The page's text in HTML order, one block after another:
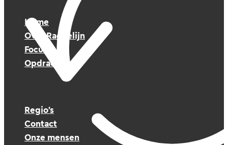
Home
Over Raedelijn
Focus
Opdrachten
Regio’s
Contact
Onze mensen